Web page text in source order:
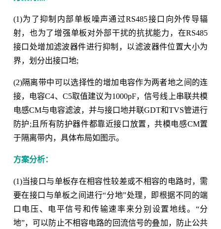
(1)为了抑制内部单板噪声通过RS485接口向外传导辐
射，也为了增强单板对外部干扰的抗扰能力，在RS485
接口处增加滤波器件进行抑制，以滤波器件位置大小为
界，划分出接口地;
(2)隔离带中可以选择性的增加电容作为两者地之间的连
接，电容C4、C5取值建议为1000pF，信号线上串联共模
电感CM与电容滤波，并与接口地并联GDT和TVS管进行
防护;且所有防护器件都靠近接口放置，共模电感CM置
于隔离带内，具体布局如图示。
方案分析：
(1)当接口与单板存在相容性较差或不相容的电路时，需
要在接口与单板之间进行“分地”处理，即根据不同的端
口电压、电平信号和传输速率来分别设置地线。“分
地”，可以防止不相容电路的回流信号的叠加，防止公共